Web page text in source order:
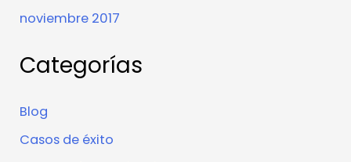
noviembre 2017
Categorías
Blog
Casos de éxito